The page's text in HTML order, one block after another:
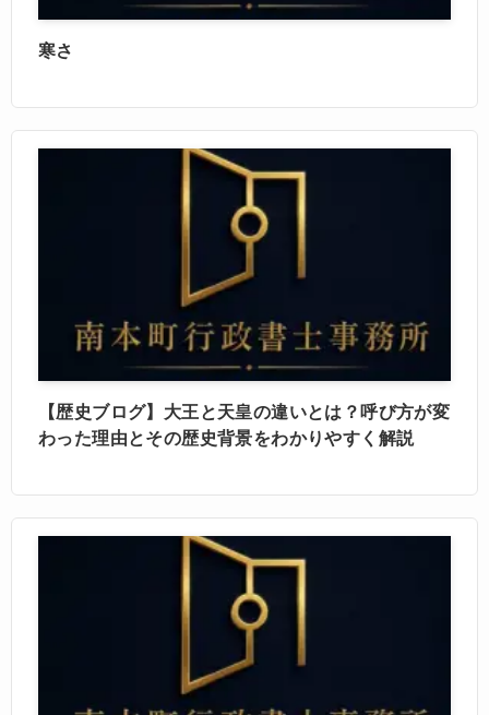
寒さ
【歴史ブログ】大王と天皇の違いとは？呼び方が変
わった理由とその歴史背景をわかりやすく解説